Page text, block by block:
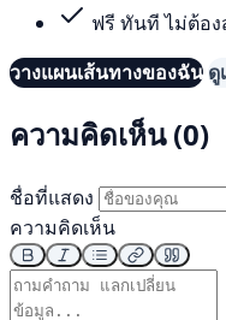
ฟรี ทันที ไม่ต้อ
วางแผนเส้นทางของฉัน ดู
ความคิดเห็น (0)
ชื่อที่แสดง
ความคิดเห็น